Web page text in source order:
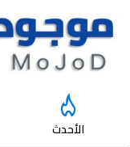
الأحدث